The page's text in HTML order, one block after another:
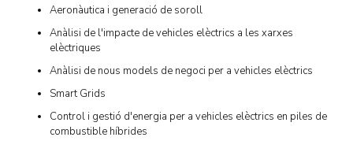
Aeronàutica i generació de soroll
Anàlisi de l'impacte de vehicles elèctrics a les xarxes
elèctriques
Anàlisi de nous models de negoci per a vehicles elèctrics
Smart Grids
Control i gestió d'energia per a vehicles elèctrics en piles de
combustible híbrides